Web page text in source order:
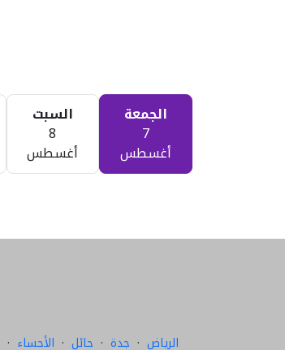
الجمعة
7
أغسطس
السبت
8
أغسطس
الرياض · جدة · حائل · الأحساء ·